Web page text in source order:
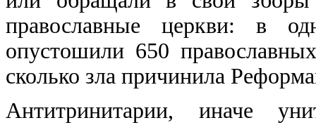
православные церкви: в
опустошили 650
сколько зла причинила
Антитринитарии, иначе